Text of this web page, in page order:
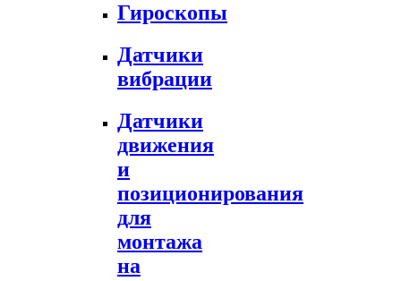
Гироскопы
Датчики
вибрации
Датчики
движения
и
позиционирования
для
монтажа
на